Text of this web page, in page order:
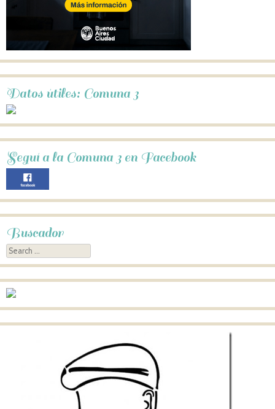
Datos útiles: Comuna 3
Seguí a la Comuna 3 en Facebook
Buscador
Search